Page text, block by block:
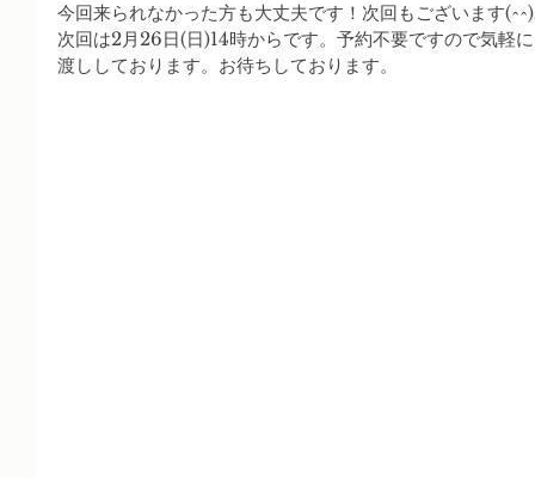
今回来られなかった方も大丈夫です！次回もございます
次回は2月26日(日)14時からです。予約不要ですので気軽
渡ししております。お待ちしております。